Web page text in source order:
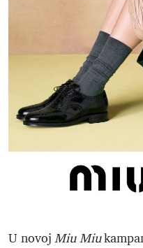
U novoj Miu Miu